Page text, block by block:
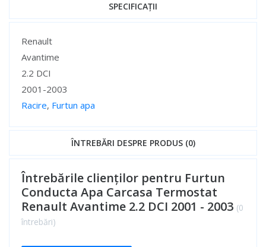
SPECIFICAȚII
Specificații
Renault
Avantime
2.2 DCI
2001-2003
Racire, Furtun apa
ÎNTREBĂRI DESPRE PRODUS (0)
Întrebările clienților pentru Furtun
Conducta Apa Carcasa Termostat
Renault Avantime 2.2 DCI 2001 - 2003 (0
întrebări)